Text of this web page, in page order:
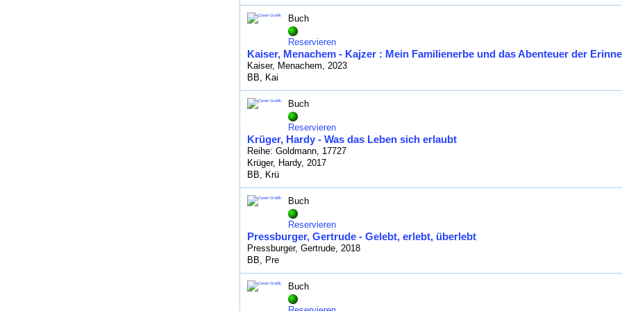
Buch
Reservieren
Kaiser, Menachem - Kajzer : Mein Familienerbe und das Abenteuer der
Kaiser, Menachem, 2023
BB, Kai
Buch
Reservieren
Krüger, Hardy - Was das Leben sich erlaubt
Reihe: Goldmann, 17727
Krüger, Hardy, 2017
BB, Krü
Buch
Reservieren
Pressburger, Gertrude - Gelebt, erlebt, überlebt
Pressburger, Gertrude, 2018
BB, Pre
Buch